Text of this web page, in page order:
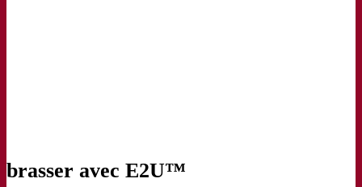
brasser avec E2U™